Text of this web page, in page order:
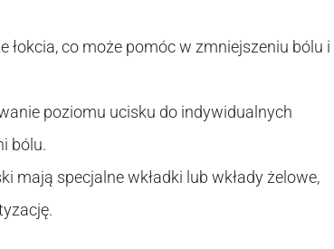
łokcia, co może pomóc w zmniejszeniu bólu i
poziomu ucisku do indywidualnych
bólu.
mają specjalne wkładki lub wkłady żelowe,